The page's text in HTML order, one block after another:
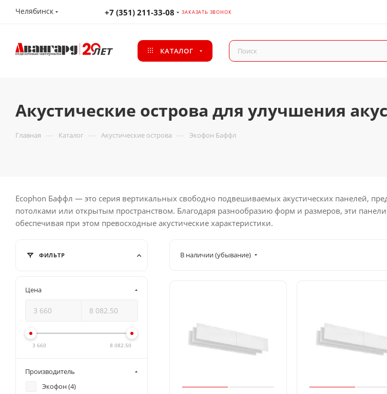
Челябинск +7 (351) 211-33-08 ЗАКАЗАТЬ ЗВОНОК
КАТАЛОГ
Акустические острова для улучшения
Главная — Каталог — Акустические острова — Экофон Баффл
Ecophon Баффл — это серия вертикальных свободно подвешиваемых акустических панелей,
потолками или открытым пространством. Благодаря разнообразию форм и размеров, эти
обеспечивая при этом превосходные акустические характеристики.
В наличии (убывание)
ФИЛЬТР
Цена
3 660 8 082.50
Производитель
Экофон (4)